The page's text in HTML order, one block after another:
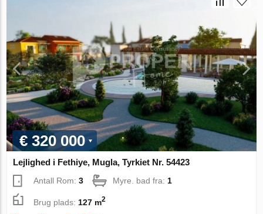
€ 320 000
Lejlighed i Fethiye, Mugla, Tyrkiet Nr. 54423
Antall Rom:3 Myre. bad fra: 1
Brug plads: 127 m2